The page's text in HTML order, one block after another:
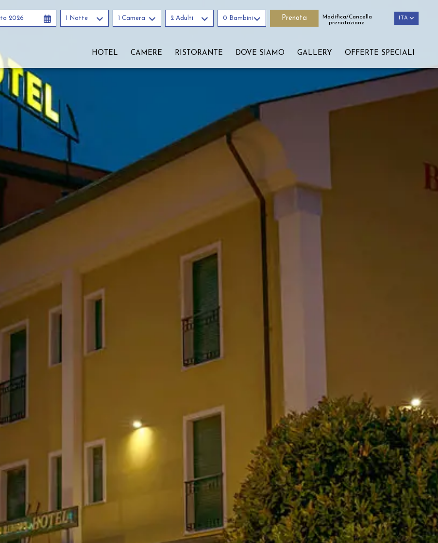
HOTEL CAMERE RISTORANTE DOVE SIAMO GALLERY OFFERTE SPECIALI
2026 1 Notte 1 Camera 2 Adulti 0 Bambini
Modifica/Cancella
prenotazione
ITA
ITA